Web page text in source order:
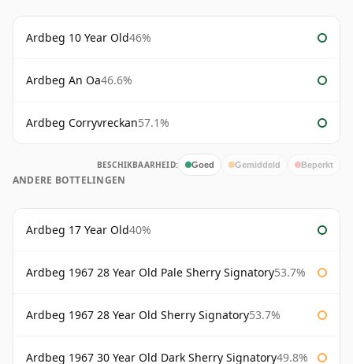
Ardbeg 10 Year Old46%
Ardbeg An Oa46.6%
Ardbeg Corryvreckan57.1%
BESCHIKBAARHEID: Goed Gemiddeld Beperkt
ANDERE BOTTELINGEN
Ardbeg 17 Year Old40%
Ardbeg 1967 28 Year Old Pale Sherry Signatory53.7%
Ardbeg 1967 28 Year Old Sherry Signatory53.7%
Ardbeg 1967 30 Year Old Dark Sherry Signatory49.8%